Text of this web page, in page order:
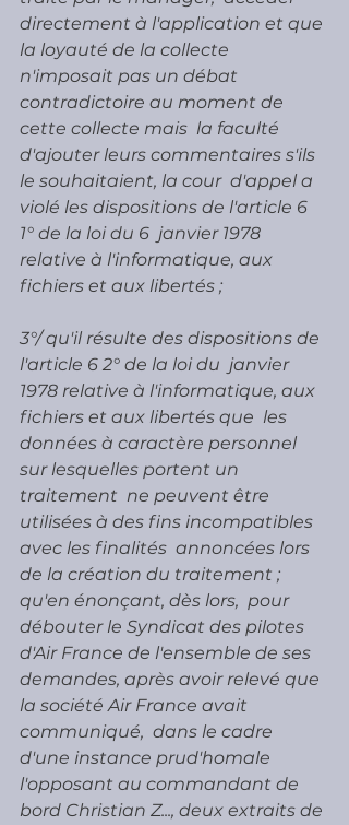
directement à l'application et que
la loyauté de la collecte
n'imposait pas un débat
contradictoire au moment de
cette collecte mais  la faculté
d'ajouter leurs commentaires s'ils
le souhaitaient, la cour  d'appel a
violé les dispositions de l'article 6
1° de la loi du 6  janvier 1978
relative à l'informatique, aux
fichiers et aux libertés ;
3°/ qu'il résulte des dispositions de
l'article 6 2° de la loi du  janvier
1978 relative à l'informatique, aux
fichiers et aux libertés que  les
données à caractère personnel
sur lesquelles portent un
traitement  ne peuvent être
utilisées à des fins incompatibles
avec les finalités  annoncées lors
de la création du traitement ;
qu'en énonçant, dès lors,  pour
débouter le Syndicat des pilotes
d'Air France de l'ensemble de ses
demandes, après avoir relevé que
la société Air France avait
communiqué,  dans le cadre
d'une instance prud'homale
l'opposant au commandant de
bord Christian Z..., deux extraits de